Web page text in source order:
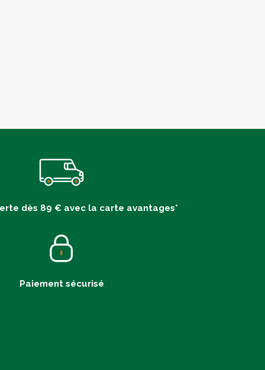
dès 89 € avec la carte avantages*
Paiement sécurisé